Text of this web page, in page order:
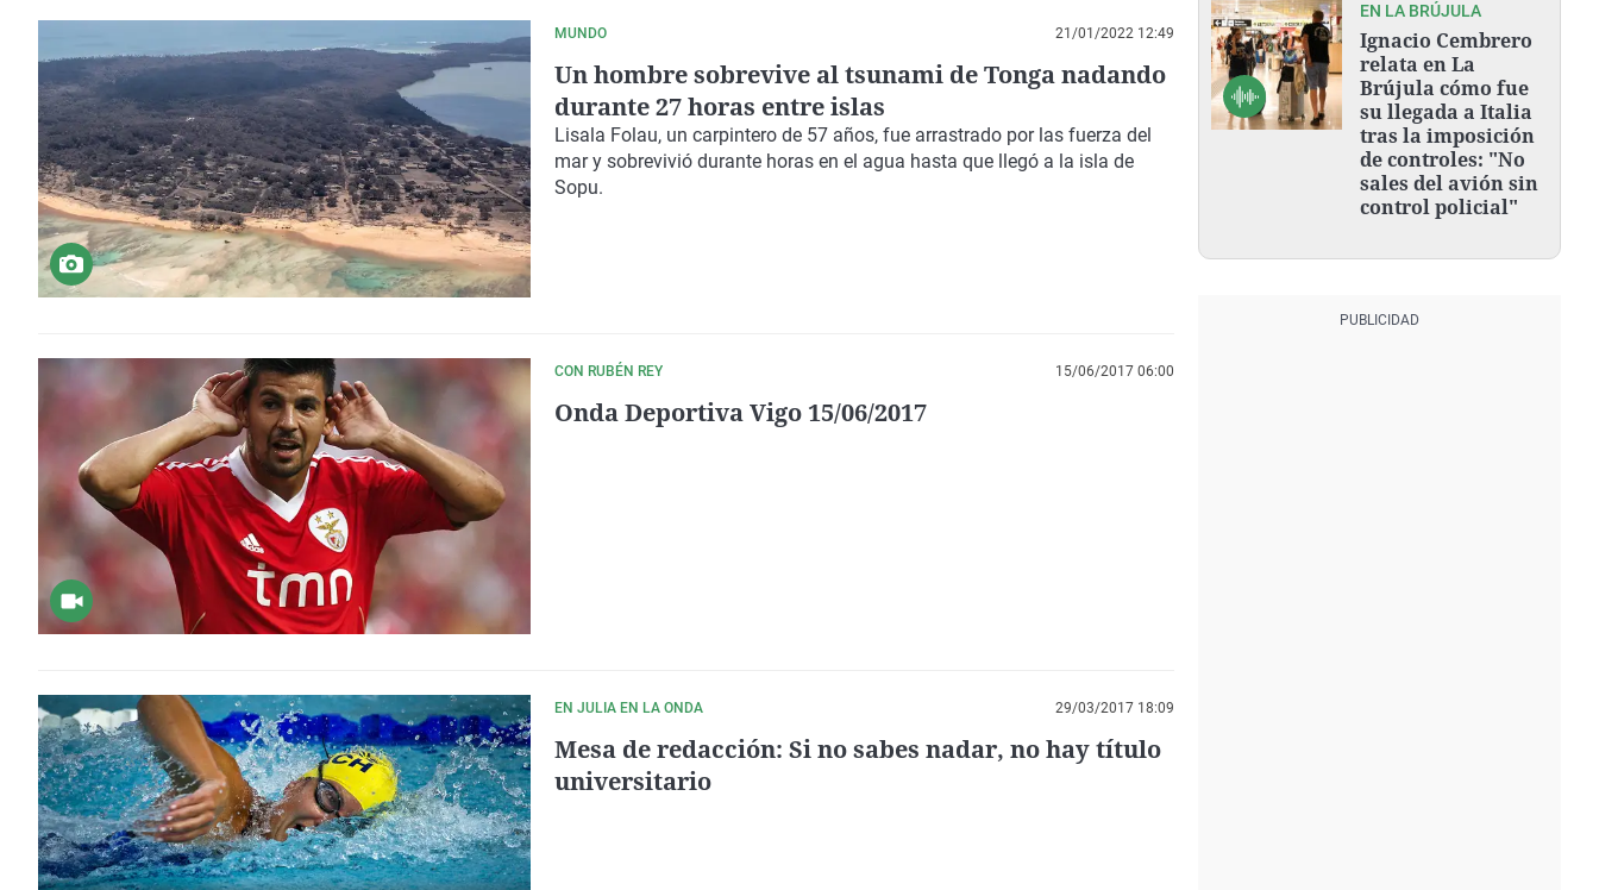
MUNDO 21/01/2022 12:49
Un hombre sobrevive al tsunami de Tonga nadando
durante 27 horas entre islas
Lisala Folau, un carpintero de 57 años, fue arrastrado por las fuerza del
mar y sobrevivió durante horas en el agua hasta que llegó a la isla de
Sopu.
CON RUBÉN REY 15/06/2017 06:00
Onda Deportiva Vigo 15/06/2017
EN JULIA EN LA ONDA 29/03/2017 18:09
Mesa de redacción: Si no sabes nadar, no hay título
universitario
EN LA BRÚJULA
Ignacio Cembrero
relata en La
Brújula cómo fue
su llegada a Italia
tras la imposición
de controles: "No
sales del avión sin
control policial"